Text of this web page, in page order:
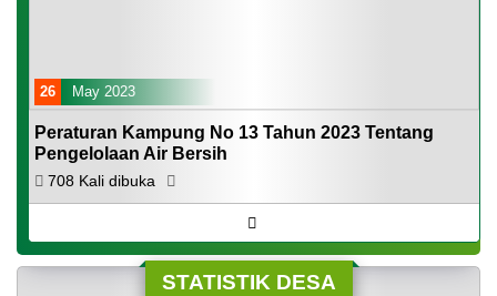
26 May 2023
Peraturan Kampung No 13 Tahun 2023 Tentang
Pengelolaan Air Bersih
708 Kali dibuka
STATISTIK DESA